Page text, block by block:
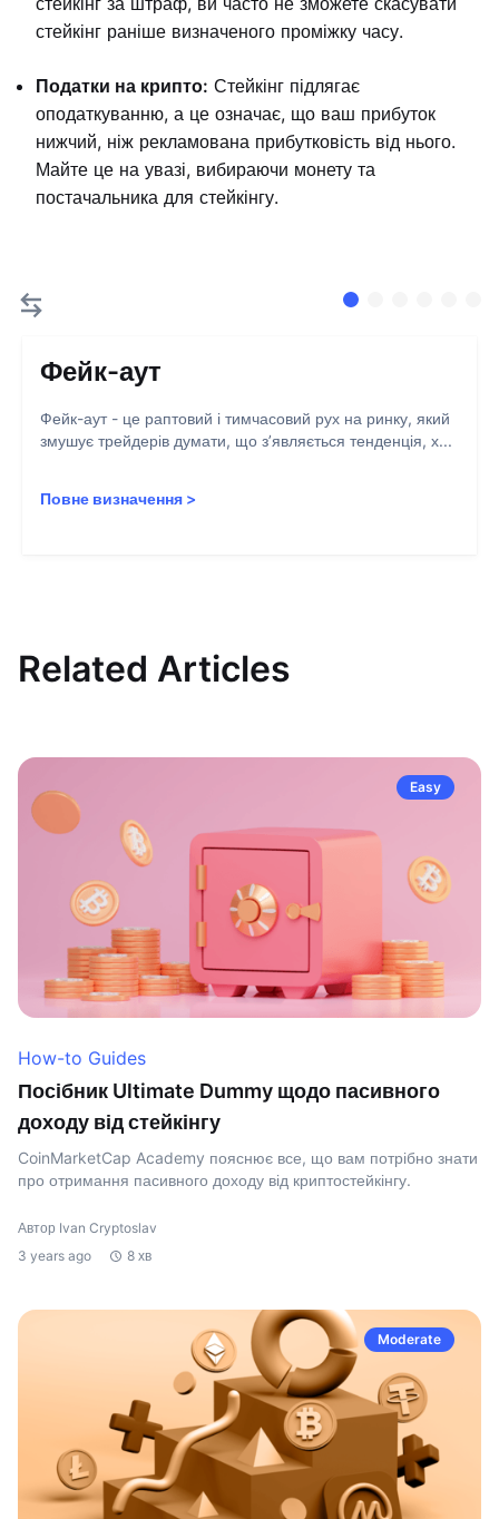
стейкінг раніше визначеного проміжку часу.
Податки на крипто: Стейкінг підлягає
оподаткуванню, а це означає, що ваш прибуток
нижчий, ніж рекламована прибутковість від нього.
Майте це на увазі, вибираючи монету та
постачальника для стейкінгу.
Фейк-аут
Фейк-аут - це раптовий і тимчасовий рух на ринку, який
змушує трейдерів думати, що з’являється тенденція, х...
Повне визначення >
Related Articles
Easy
How-to Guides
Посібник Ultimate Dummy щодо пасивного
доходу від стейкінгу
CoinMarketCap Academy пояснює все, що вам потрібно знати
про отримання пасивного доходу від криптостейкінгу.
Автор Ivan Cryptoslav
3 years ago
8 хв
Moderate